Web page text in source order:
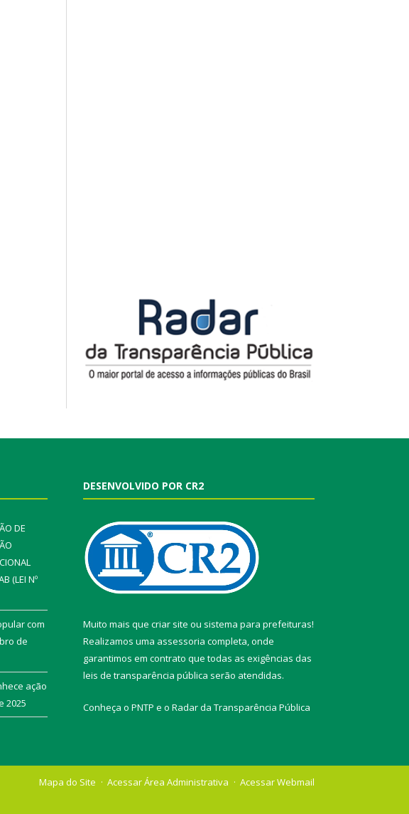
DE
(LEI Nº
com
de
ação
2025
DESENVOLVIDO POR CR2
Muito mais que criar site ou sistema para prefeituras!
Realizamos uma assessoria completa, onde
garantimos em contrato que todas as exigências das
leis de transparência pública serão atendidas.
Conheça o PNTP e o Radar da Transparência Pública
Mapa do Site Acessar Área Administrativa Acessar Webmail